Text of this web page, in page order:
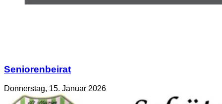
Seniorenbeirat
Donnerstag, 15. Januar 2026